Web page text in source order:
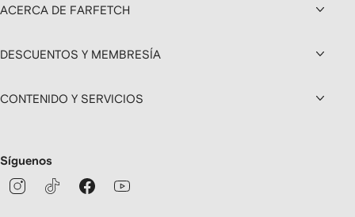
ACERCA DE FARFETCH
DESCUENTOS Y MEMBRESÍA
CONTENIDO Y SERVICIOS
Síguenos